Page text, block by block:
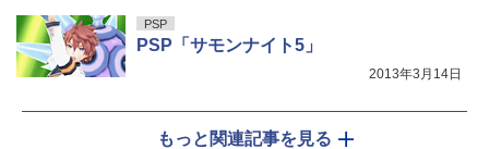
PSP
PSP「サモンナイト5」
2013年3月14日
もっと関連記事を見る